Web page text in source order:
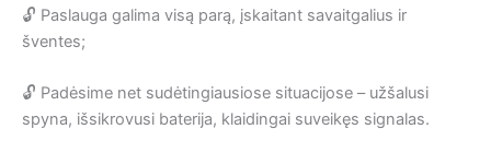
🔓 Paslauga galima visą parą, įskaitant savaitgalius ir
šventes;
🔓 Padėsime net sudėtingiausiose situacijose – užšalusi
spyna, išsikrovusi baterija, klaidingai suveikęs signalas.